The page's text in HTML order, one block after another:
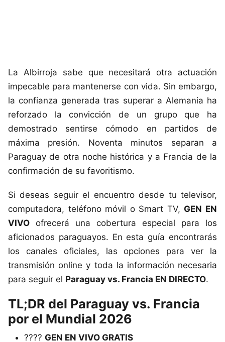
La Albirroja sabe que necesitará otra actuación
impecable para mantenerse con vida. Sin embargo,
la confianza generada tras superar a Alemania ha
reforzado la convicción de un grupo que ha
demostrado sentirse cómodo en partidos de
máxima presión. Noventa minutos separan a
Paraguay de otra noche histórica y a Francia de la
confirmación de su favoritismo.
Si deseas seguir el encuentro desde tu televisor,
computadora, teléfono móvil o Smart TV, GEN EN
VIVO ofrecerá una cobertura especial para los
aficionados paraguayos. En esta guía encontrarás
los canales oficiales, las opciones para ver la
transmisión online y toda la información necesaria
para seguir el Paraguay vs. Francia EN DIRECTO.
TL;DR del Paraguay vs. Francia
por el Mundial 2026
???? GEN EN VIVO GRATIS